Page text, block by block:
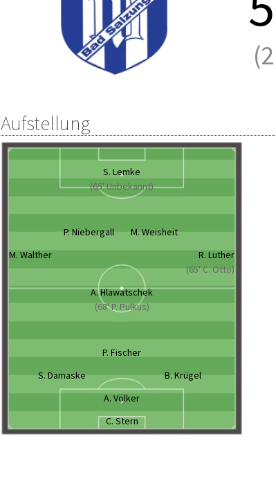
(2
Aufstellung
S. Lemke
(65' Unbekannt)
P. Niebergall
M. Weisheit
M. Walther
R. Luther
(65' C. Otto)
A. Hlawatschek
(68' P. Pulkus)
P. Fischer
S. Damaske
B. Krügel
A. Völker
C. Stern